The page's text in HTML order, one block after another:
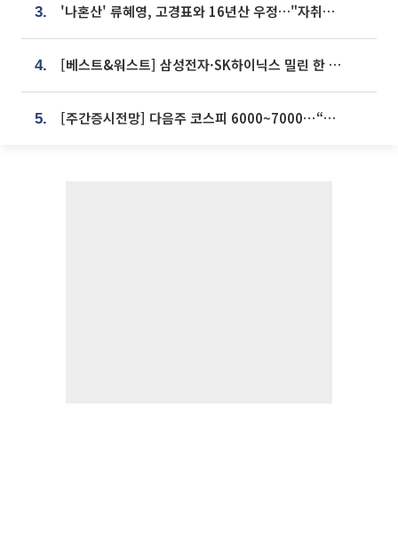
3. '나혼산' 류혜영, 고경표와 16년산 우정…"자취방서 부모님과 마주쳐"
4. [베스트&워스트] 삼성전자·SK하이닉스 밀린 한 주…상상인증권은 85% 급등
5. [주간증시전망] 다음주 코스피 6000~7000⋯“外人 수급은 정책이 변수”